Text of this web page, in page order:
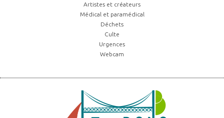
Artistes et créateurs
Médical et paramédical
Déchets
Culte
Urgences
Webcam